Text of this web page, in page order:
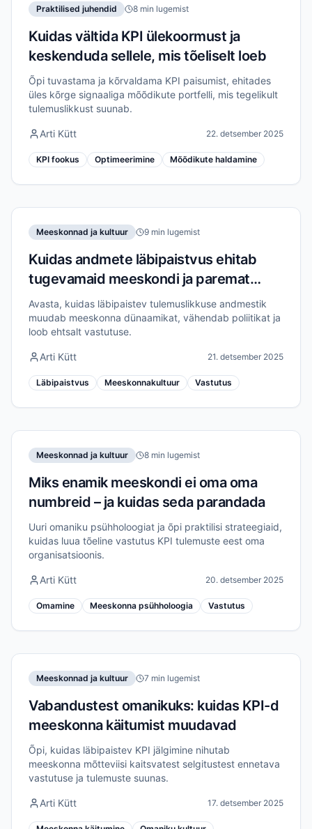
Praktilised juhendid 8 min lugemist
Kuidas vältida KPI ülekoormust ja
keskenduda sellele, mis tõeliselt loeb
Õpi tuvastama ja kõrvaldama KPI paisumist, ehitades
üles kõrge signaaliga mõõdikute portfelli, mis tegelikult
tulemuslikkust suunab.
Arti Kütt 22. detsember 2025
KPI fookus Optimeerimine Mõõdikute haldamine
Meeskonnad ja kultuur 9 min lugemist
Kuidas andmete läbipaistvus ehitab
tugevamaid meeskondi ja paremat
vastutust
Avasta, kuidas läbipaistev tulemuslikkuse andmestik
muudab meeskonna dünaamikat, vähendab poliitikat ja
loob ehtsalt vastutuse.
Arti Kütt 21. detsember 2025
Läbipaistvus Meeskonnakultuur Vastutus
Meeskonnad ja kultuur 8 min lugemist
Miks enamik meeskondi ei oma oma
numbreid – ja kuidas seda parandada
Uuri omaniku psühholoogiat ja õpi praktilisi strateegiaid,
kuidas luua tõeline vastutus KPI tulemuste eest oma
organisatsioonis.
Arti Kütt 20. detsember 2025
Omamine Meeskonna psühholoogia Vastutus
Meeskonnad ja kultuur 7 min lugemist
Vabandustest omanikuks: kuidas KPI-d
meeskonna käitumist muudavad
Õpi, kuidas läbipaistev KPI jälgimine nihutab
meeskonna mõtteviisi kaitsvatest selgitustest ennetava
vastutuse ja tulemuste suunas.
Arti Kütt 17. detsember 2025